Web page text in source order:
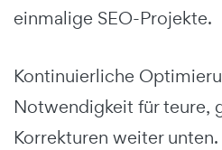
einmalige SEO-Projekte.
Kontinuierliche
Notwendigkeit für teure,
Korrekturen weiter unten.